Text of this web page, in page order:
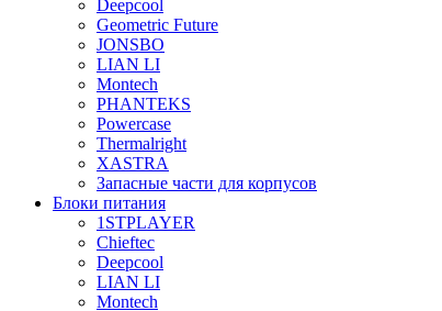
Deepcool
Geometric Future
JONSBO
LIAN LI
Montech
PHANTEKS
Powercase
Thermalright
XASTRA
Запасные части для корпусов
Блоки питания
1STPLAYER
Chieftec
Deepcool
LIAN LI
Montech